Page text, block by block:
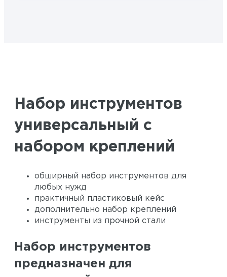
Набор инструментов
универсальный с
набором креплений
обширный набор инструментов для
любых нужд
практичный пластиковый кейс
дополнительно набор креплений
инструменты из прочной стали
Набор инструментов
предназначен для